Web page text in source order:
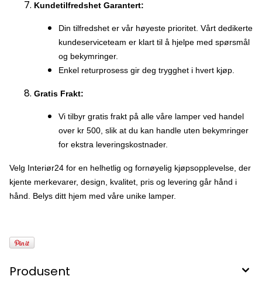
Kundetilfredshet Garantert:
Din tilfredshet er vår høyeste prioritet. Vårt dedikerte
kundeserviceteam er klart til å hjelpe med spørsmål
og bekymringer.
Enkel returprosess gir deg trygghet i hvert kjøp.
Gratis Frakt:
Vi tilbyr gratis frakt på alle våre lamper ved handel
over kr 500, slik at du kan handle uten bekymringer
for ekstra leveringskostnader.
Velg Interiør24 for en helhetlig og fornøyelig kjøpsopplevelse, der
kjente merkevarer, design, kvalitet, pris og levering går hånd i
hånd. Belys ditt hjem med våre unike lamper.
Produsent